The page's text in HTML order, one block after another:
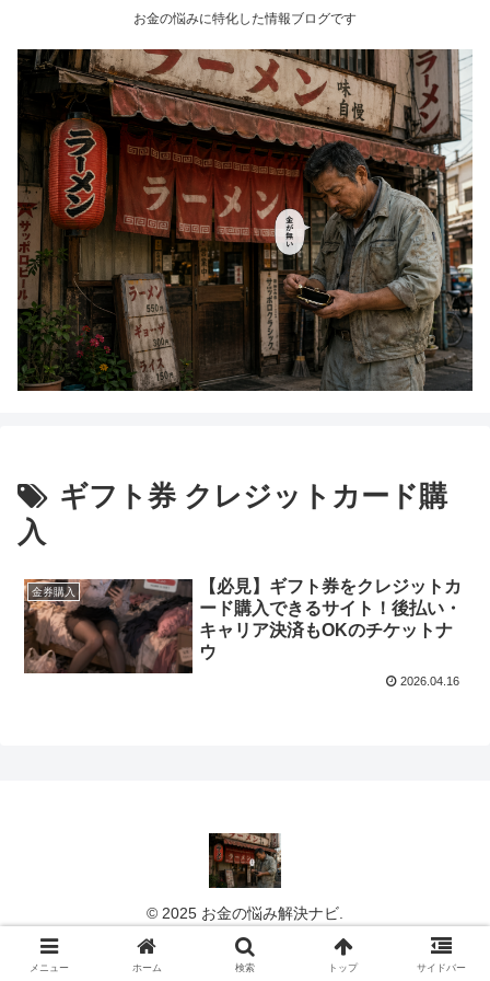
お金の悩みに特化した情報ブログです
ギフト券 クレジットカード購
入
金券購入
【必見】ギフト券をクレジットカ
ード購入できるサイト！後払い・
キャリア決済もOKのチケットナ
ウ
2026.04.16
© 2025 お金の悩み解決ナビ.
メニュー ホーム 検索 トップ サイドバー